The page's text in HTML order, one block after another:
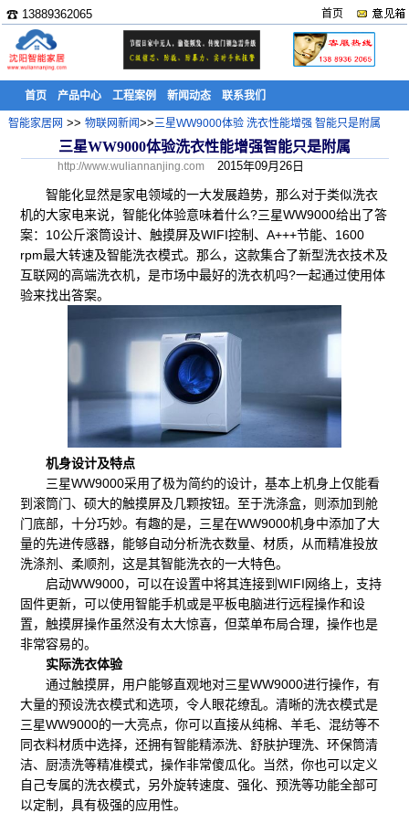
☎ 13889362065 首页
首页 产品中心 工程案例 新闻动态 联系我们
智能家居网 >> 物联网新闻>>三星WW9000体验 洗衣性能增强 智能只是附属
三星WW9000体验洗衣性能增强智能只是附属
http://www.wuliannanjing.com 2015年09月26日
智能化显然是家电领域的一大发展趋势，那么对于类似洗衣
机的大家电来说，智能化体验意味着什么?三星WW9000给出了答
案：10公斤滚筒设计、触摸屏及WIFI控制、A+++节能、1600
rpm最大转速及智能洗衣模式。那么，这款集合了新型洗衣技术及
互联网的高端洗衣机，是市场中最好的洗衣机吗?一起通过使用体
验来找出答案。
机身设计及特点
三星WW9000采用了极为简约的设计，基本上机身上仅能看
到滚筒门、硕大的触摸屏及几颗按钮。至于洗涤盒，则添加到舱
门底部，十分巧妙。有趣的是，三星在WW9000机身中添加了大
量的先进传感器，能够自动分析洗衣数量、材质，从而精准投放
洗涤剂、柔顺剂，这是其智能洗衣的一大特色。
启动WW9000，可以在设置中将其连接到WIFI网络上，支持
固件更新，可以使用智能手机或是平板电脑进行远程操作和设
置，触摸屏操作虽然没有太大惊喜，但菜单布局合理，操作也是
非常容易的。
实际洗衣体验
通过触摸屏，用户能够直观地对三星WW9000进行操作，有
大量的预设洗衣模式和选项，令人眼花缭乱。清晰的洗衣模式是
三星WW9000的一大亮点，你可以直接从纯棉、羊毛、混纺等不
同衣料材质中选择，还拥有智能精添洗、舒肤护理洗、环保筒清
洁、厨渍洗等精准模式，操作非常傻瓜化。当然，你也可以定义
自己专属的洗衣模式，另外旋转速度、强化、预洗等功能全部可
以定制，具有极强的应用性。